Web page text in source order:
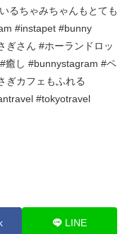
るちゃみちゃんもとても
#instapet #bunny
ぎさん #ホーランドロッ
癒し #bunnystagram #ペ
ぎカフェもふれる
#tokyotravel
LINE